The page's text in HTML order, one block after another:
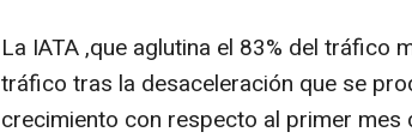
La IATA ,que aglutina el 83% del tráfico
tráfico tras la desaceleración que se
crecimiento con respecto al primer mes